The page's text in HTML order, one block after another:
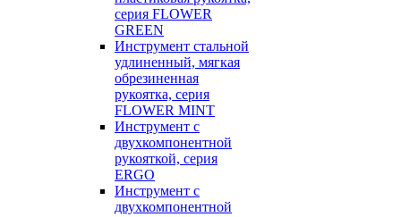
серия FLOWER
GREEN
Инструмент стальной
удлиненный, мягкая
обрезиненная
рукоятка, серия
FLOWER MINT
Инструмент с
двухкомпонентной
рукояткой, серия
ERGO
Инструмент с
двухкомпонентной